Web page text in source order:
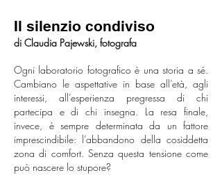
Il silenzio condiviso
di Claudia Pajewski, fotografa
Ogni laboratorio fotografico è una storia a sé.
Cambiano le aspettative in base all’età, agli
interessi, all’esperienza pregressa di chi
partecipa e di chi insegna. La resa finale,
invece, è sempre determinata da un fattore
imprescindibile: l’abbandono della cosiddetta
zona di comfort. Senza questa tensione come
può nascere lo stupore?